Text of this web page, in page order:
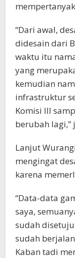
“Dari awal,
didesain dari
waktu itu
yang
kemudian
infrastruktur
Komisi III
berubah lagi,”
Lanjut
mengingat
karena
“Data-data
saya,
sudah
sudah
Kaban tadi